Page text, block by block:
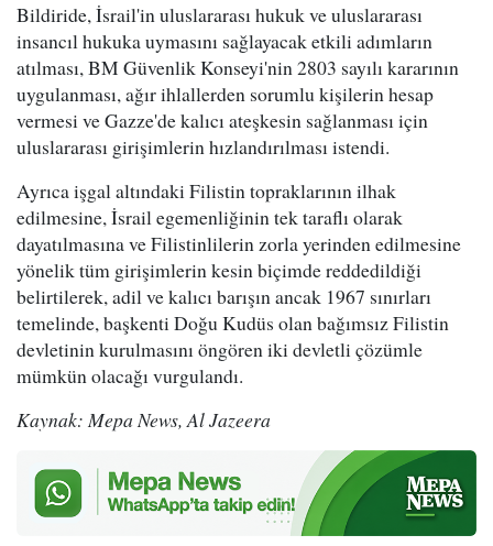
Bildiride, İsrail'in uluslararası hukuk ve uluslararası
insancıl hukuka uymasını sağlayacak etkili adımların
atılması, BM Güvenlik Konseyi'nin 2803 sayılı kararının
uygulanması, ağır ihlallerden sorumlu kişilerin hesap
vermesi ve Gazze'de kalıcı ateşkesin sağlanması için
uluslararası girişimlerin hızlandırılması istendi.
Ayrıca işgal altındaki Filistin topraklarının ilhak
edilmesine, İsrail egemenliğinin tek taraflı olarak
dayatılmasına ve Filistinlilerin zorla yerinden edilmesine
yönelik tüm girişimlerin kesin biçimde reddedildiği
belirtilerek, adil ve kalıcı barışın ancak 1967 sınırları
temelinde, başkenti Doğu Kudüs olan bağımsız Filistin
devletinin kurulmasını öngören iki devletli çözümle
mümkün olacağı vurgulandı.
Kaynak: Mepa News, Al Jazeera